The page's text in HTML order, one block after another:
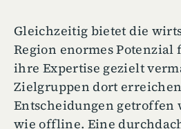
Gleichzeitig bietet die
Region enormes
ihre Expertise gezielt
Zielgruppen dort
Entscheidungen getroffen
wie offline. Eine